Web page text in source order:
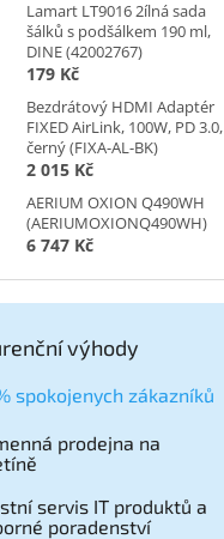
Lamart LT9016 2ílná sada
šálků s podšálkem 190 ml,
DINE (42002767)
179 Kč
Bezdrátový HDMI Adaptér
FIXED AirLink, 100W, PD 3.0,
černý (FIXA-AL-BK)
2 015 Kč
AERIUM OXION Q490WH
(AERIUMOXIONQ490WH)
6 747 Kč
výhody
spokojenych zákazníků
prodejna na
servis IT produktů a
poradenství